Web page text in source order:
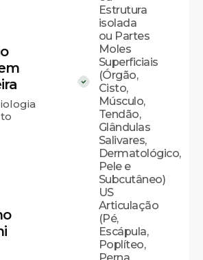
Estrutura
isolada
ou Partes
Moles
Superficiais
(Órgão,
Cisto,
Músculo,
Tendão,
Glândulas
Salivares,
Dermatológico,
Pele e
Subcutâneo)
US
Articulação
(Pé,
Escápula,
Poplíteo,